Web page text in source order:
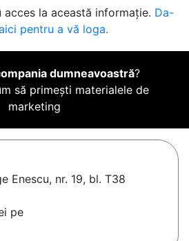
la această informație. Da-
pentru a vă loga.
dumneavoastră?
să primești materialele de
marketing
Enescu, nr. 19, bl. T38
pe